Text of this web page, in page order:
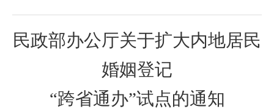
民政部办公厅关于扩大内地居民
婚姻登记
“跨省通办”试点的通知